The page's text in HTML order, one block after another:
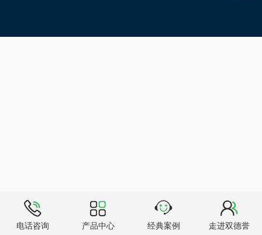
电话咨询 产品中心 经典案例 走进双德誉